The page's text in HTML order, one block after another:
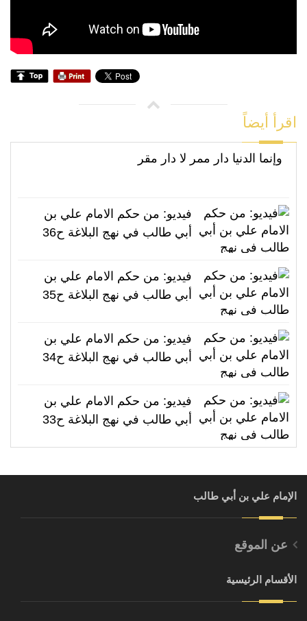
اقرأ أيضاً
وإنما الدنيا دار ممر لا دار مقر
فيديو: من حكم الامام علي بن
أبي طالب في نهج البلاغة ح36
فيديو: من حكم الامام علي بن
أبي طالب في نهج البلاغة ح35
فيديو: من حكم الامام علي بن
أبي طالب في نهج البلاغة ح34
فيديو: من حكم الامام علي بن
أبي طالب في نهج البلاغة ح33
الإمام علي بن أبي طالب
عن الموقع
الأقسام الرئيسية